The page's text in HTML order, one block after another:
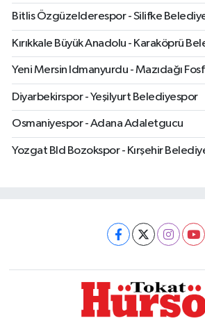
Bitlis Özgüzelderespor - Silifke
Kırıkkale Büyük Anadolu - Karaköprü
Yeni Mersin Idmanyurdu - Mazıdağı
Diyarbekirspor - Yeşilyurt Belediyespor
Osmaniyespor - Adana Adaletgucu
Yozgat Bld Bozokspor - Kırşehir